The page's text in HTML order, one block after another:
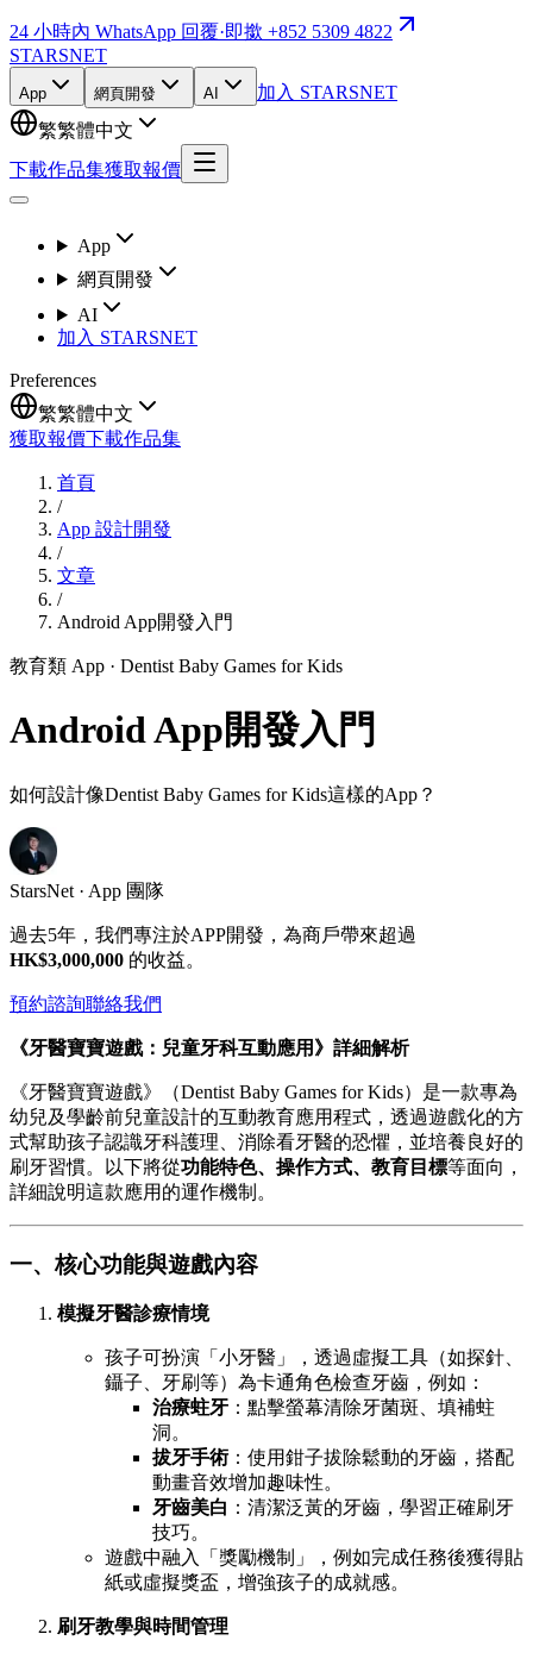
24 小時內 WhatsApp 回覆·即撳 +852 5309 4822
STARSNET
App 網頁開發 AI
加入 STARSNET
繁繁體中文
下載作品集獲取報價
App
網頁開發
AI
加入 STARSNET
Preferences
繁繁體中文
獲取報價下載作品集
首頁
/
App 設計開發
/
文章
/
Android App開發入門
教育類 App · Dentist Baby Games for Kids
Android App開發入門
如何設計像Dentist Baby Games for Kids這樣的App？
StarsNet · App 團隊
過去5年，我們專注於APP開發，為商戶帶來超過
HK$3,000,000 的收益。
預約諮詢聯絡我們
《牙醫寶寶遊戲：兒童牙科互動應用》詳細解析
《牙醫寶寶遊戲》（Dentist Baby Games for Kids）是一款專為
幼兒及學齡前兒童設計的互動教育應用程式，透過遊戲化的方
式幫助孩子認識牙科護理、消除看牙醫的恐懼，並培養良好的
刷牙習慣。以下將從功能特色、操作方式、教育目標等面向，
詳細說明這款應用的運作機制。
一、核心功能與遊戲內容
模擬牙醫診療情境
孩子可扮演「小牙醫」，透過虛擬工具（如探針、
鑷子、牙刷等）為卡通角色檢查牙齒，例如：
治療蛀牙 ：點擊螢幕清除牙菌斑、填補蛀
洞。
拔牙手術：使用鉗子拔除鬆動的牙齒，搭配
動畫音效增加趣味性。
牙齒美白 ：清潔泛黃的牙齒，學習正確刷牙
技巧。
遊戲中融入「獎勵機制」，例如完成任務後獲得貼
紙或虛擬獎盃，增強孩子的成就感。
刷牙教學與時間管理